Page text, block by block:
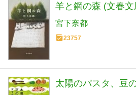
羊と鋼の森 (文春
宮下奈都
23757
太陽のパスタ、豆